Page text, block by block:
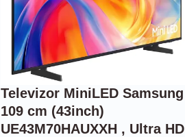
Televizor MiniLED Samsung
109 cm (43inch)
UE43M70HAUXXH , Ultra HD